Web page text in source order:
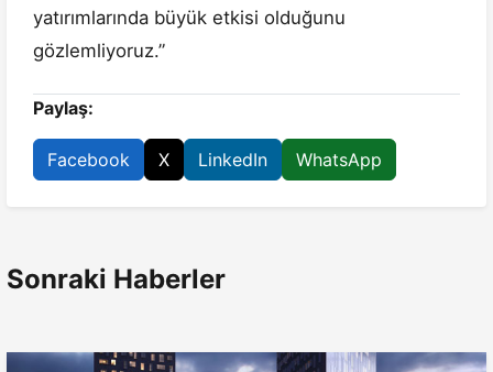
yatırımlarında büyük etkisi olduğunu
gözlemliyoruz.”
Paylaş:
Facebook X LinkedIn WhatsApp
Sonraki Haberler